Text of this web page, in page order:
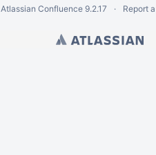
Atlassian Confluence 9.2.17 Report